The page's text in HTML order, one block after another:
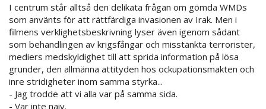
I centrum står alltså den delikata frågan om gömda WMDs
som använts för att rättfärdiga invasionen av Irak. Men i
filmens verklighetsbeskrivning lyser även igenom sådant
som behandlingen av krigsfångar och misstänkta terrorister,
mediers medskyldighet till att sprida information på lösa
grunder, den allmänna attityden hos ockupationsmakten och
inre stridigheter inom samma styrka...
- Jag trodde att vi alla var på samma sida.
- Var inte naiv.